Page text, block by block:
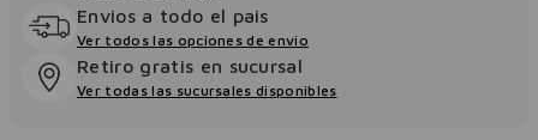
Envios a todo el pais
Ver todos las opciones de envio
Retiro gratis en sucursal
Ver todas las sucursales disponibles